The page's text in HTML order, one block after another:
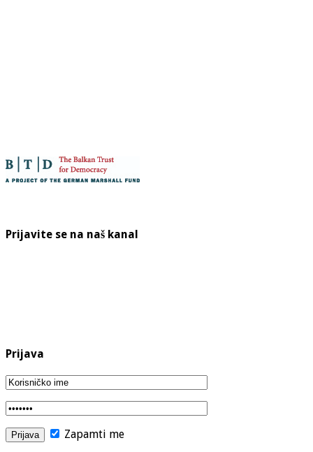
Prijavite se na naš kanal
Prijava
Zapamti me